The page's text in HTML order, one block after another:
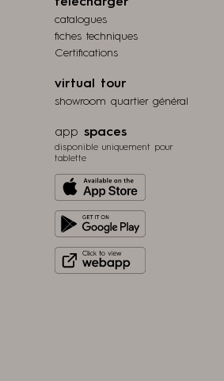
télécharger
catalogues
fiches techniques
Certifications
virtual tour
showroom quartier général
app spaces
disponible uniquement pour
tablette
from
store
it
Play
to